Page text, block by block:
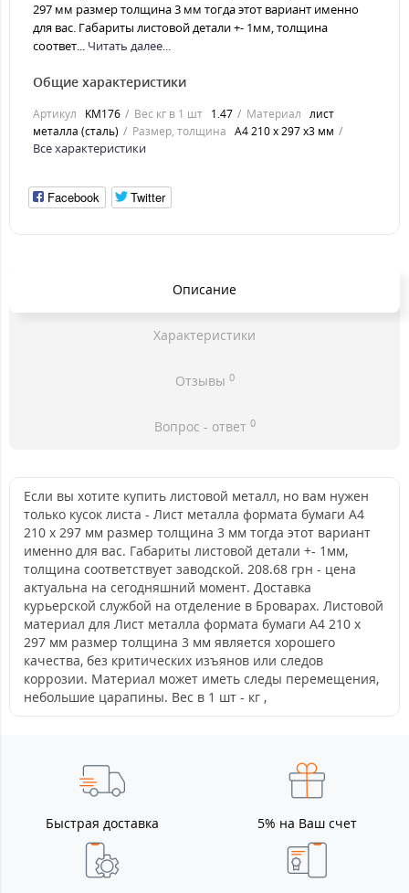
297 мм размер толщина 3 мм тогда этот вариант именно
для вас. Габариты листовой детали +- 1мм, толщина
соответ... Читать далее...
Общие характеристики
Артикул KM176 Вес кг в 1 шт 1.47 Материал лист
металла (сталь)
Размер, толщина А4 210 х 297 х3 мм
Все характеристики
Facebook Twitter
Описание
Характеристики
Отзывы 0
Вопрос - ответ 0
Если вы хотите купить листовой металл, но вам нужен
только кусок листа - Лист металла формата бумаги А4
210 х 297 мм размер толщина 3 мм тогда этот вариант
именно для вас. Габариты листовой детали +- 1мм,
толщина соответствует заводской. 208.68 грн - цена
актуальна на сегодняшний момент. Доставка
курьерской службой на отделение в Броварах. Листовой
материал для Лист металла формата бумаги А4 210 х
297 мм размер толщина 3 мм является хорошего
качества, без критических изъянов или следов
коррозии. Материал может иметь следы перемещения,
небольшие царапины. Вес в 1 шт - кг ,
Быстрая доставка 5% на Ваш счет